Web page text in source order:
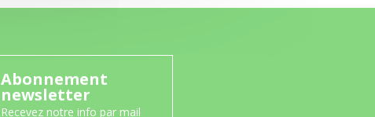
Abonnement
newsletter
Recevez notre info par mail